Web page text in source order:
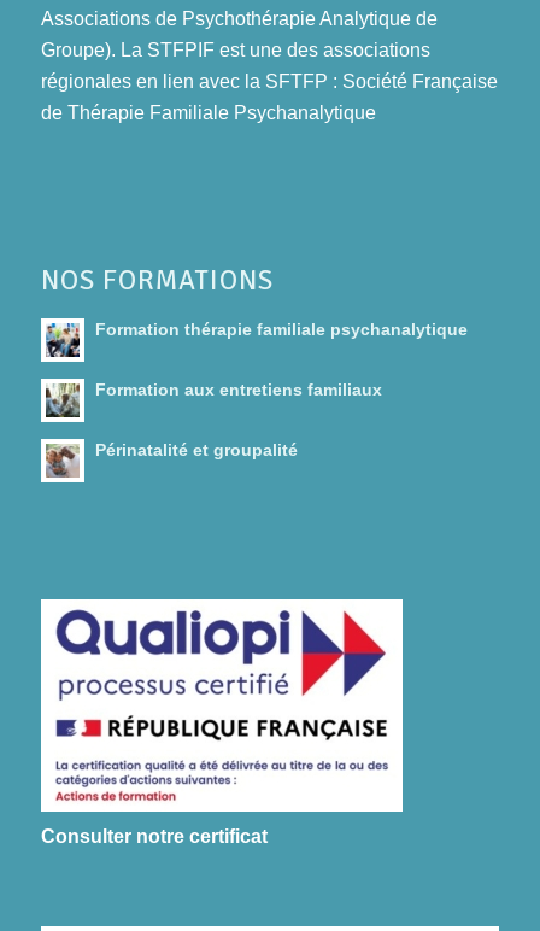
Associations de Psychothérapie Analytique de
Groupe). La STFPIF est une des associations
régionales en lien avec la SFTFP : Société Française
de Thérapie Familiale Psychanalytique
NOS FORMATIONS
Formation thérapie familiale psychanalytique
Formation aux entretiens familiaux
Périnatalité et groupalité
Consulter notre certificat